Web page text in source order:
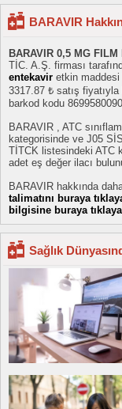
BARAVIR
BARAVIR 0,5 MG
TİC. A.Ş. firması
entekavir etkin maddesi
3317.87 ₺ satış
barkod kodu
BARAVIR , ATC
kategorisinde ve J05
TİTCK listesindeki ATC
adet eş değer ilacı
BARAVIR hakkında
talimatını buraya
bilgisine buraya
Sağlık